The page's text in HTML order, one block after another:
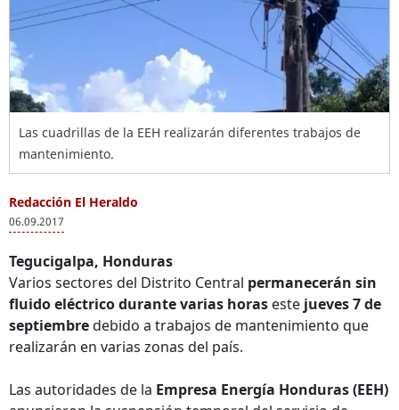
Las cuadrillas de la EEH realizarán diferentes trabajos de
mantenimiento.
Redacción El Heraldo
06.09.2017
Tegucigalpa, Honduras
Varios sectores del Distrito Central permanecerán sin
fluido eléctrico durante varias horas este jueves 7 de
septiembredebido a trabajos de mantenimiento que
realizarán en varias zonas del país.
Las autoridades de la Empresa Energía Honduras (EEH)